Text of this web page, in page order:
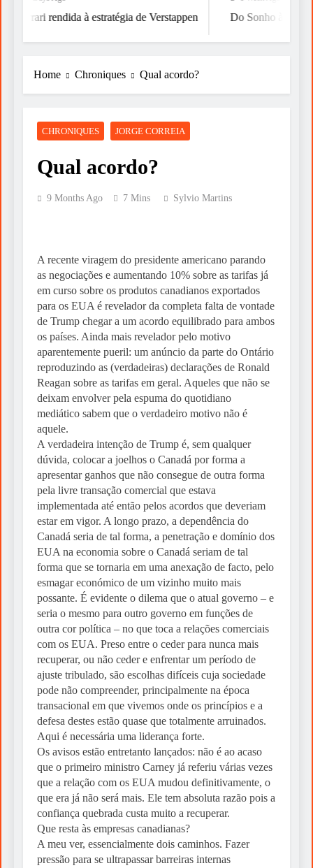
Ferrari rendida à estratégia de Verstappen Do Sonho à Vitória
Home Chroniques Qual acordo?
CHRONIQUES JORGE CORREIA
Qual acordo?
9 Months Ago 7 Mins Sylvio Martins
A recente viragem do presidente americano parando
as negociações e aumentando 10% sobre as tarifas já
em curso sobre os produtos canadianos exportados
para os EUA é revelador da completa falta de vontade
de Trump chegar a um acordo equilibrado para ambos
os países. Ainda mais revelador pelo motivo
aparentemente pueril: um anúncio da parte do Ontário
reproduzindo as (verdadeiras) declarações de Ronald
Reagan sobre as tarifas em geral. Aqueles que não se
deixam envolver pela espuma do quotidiano
mediático sabem que o verdadeiro motivo não é
aquele.
A verdadeira intenção de Trump é, sem qualquer
dúvida, colocar a joelhos o Canadá por forma a
apresentar ganhos que não consegue de outra forma
pela livre transação comercial que estava
implementada até então pelos acordos que deveriam
estar em vigor. A longo prazo, a dependência do
Canadá seria de tal forma, a penetração e domínio dos
EUA na economia sobre o Canadá seriam de tal
forma que se tornaria em uma anexação de facto, pelo
esmagar económico de um vizinho muito mais
possante. É evidente o dilema que o atual governo – e
seria o mesmo para outro governo em funções de
outra cor política – no que toca a relações comerciais
com os EUA. Preso entre o ceder para nunca mais
recuperar, ou não ceder e enfrentar um período de
ajuste tribulado, são escolhas difíceis cuja sociedade
pode não compreender, principalmente na época
transacional em que vivemos onde os princípios e a
defesa destes estão quase que totalmente arruinados.
Aqui é necessária uma liderança forte.
Os avisos estão entretanto lançados: não é ao acaso
que o primeiro ministro Carney já referiu várias vezes
que a relação com os EUA mudou definitivamente, o
que era já não será mais. Ele tem absoluta razão pois a
confiança quebrada custa muito a recuperar.
Que resta às empresas canadianas?
A meu ver, essencialmente dois caminhos. Fazer
pressão para se ultrapassar barreiras internas